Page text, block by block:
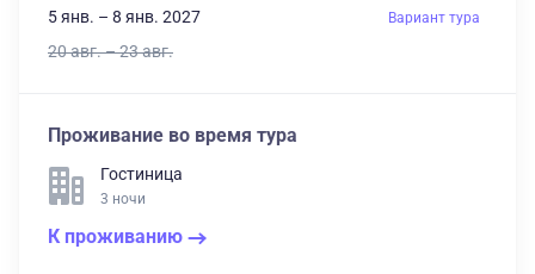
5 янв. – 8 янв. 2027 Вариант тура
20 авг. – 23 авг.
Проживание во время тура
Гостиница
3 ночи
К проживанию